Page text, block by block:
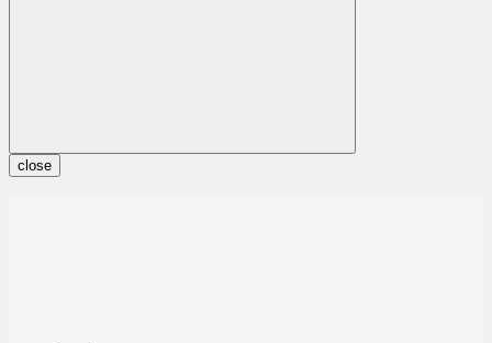
close